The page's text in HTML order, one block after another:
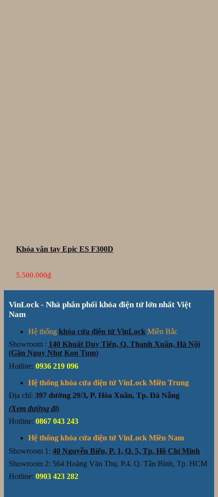
Khóa vân tay Epic ES F300D
5.500.000₫
VinLock - Nhà phân phối khóa điện tử lớn nhất Việt
Nam
Hệ thống khóa cửa điện tử VinLock Miền Bắc
Showroom : 140 Khuất Duy Tiến, Q. Thanh Xuân, Hà Nội
(Gần Ngụy Như Kon Tum)
Hotline: 0936 219 096
Hệ thống khóa cửa điện tử VinLock Miền Trung
Địa chỉ: 397 đường 29/3, P. Hòa Xuân, Tp. Đà Nẵng
(Xem đường đi)
Hotline: 0867 043 243
Hệ thống khóa cửa điện tử VinLock Miền Nam
Showroom 1: 40 Nguyễn Biểu, P. 1, Q. 5, Tp. Hồ Chí Minh
Showroom 2: 564 Hoàng Văn Thụ, P.4. Q. Tân Bình, Tp. HCM
Hotline: 0903 423 282